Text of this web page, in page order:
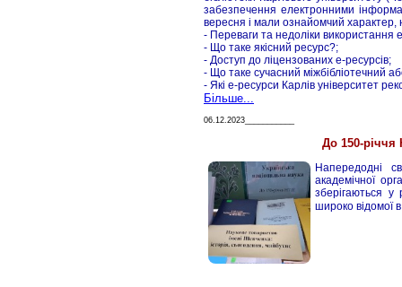
забезпечення електронними
вересня і мали ознайомчий характер,
- Переваги та недоліки використання
- Що таке якісний ресурс?;
- Доступ до ліцензованих е-ресурсів;
- Що таке сучасний міжбібліотечний
- Які е-ресурси Карлів університет
Більше...
06.12.2023___________
До 150-річчя
Напередодні
академічної
зберігаються у
широко відомої в